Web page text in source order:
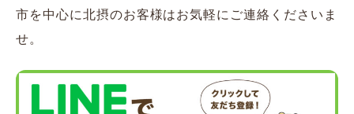
市を中心に北摂のお客様はお気軽にご連絡くださいま
せ。